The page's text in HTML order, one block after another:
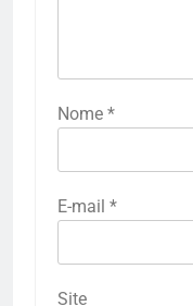
Nome *
E-mail *
Site